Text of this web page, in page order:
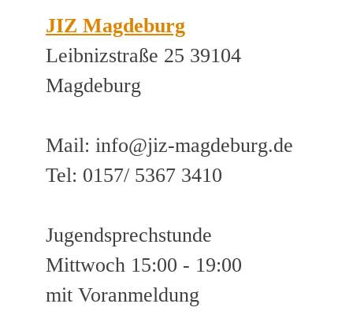
JIZ Magdeburg
Leibnizstraße 25 39104
Magdeburg
Mail: info@jiz-magdeburg.de
Tel: 0157/ 5367 3410
Jugendsprechstunde
Mittwoch 15:00 - 19:00
mit Voranmeldung